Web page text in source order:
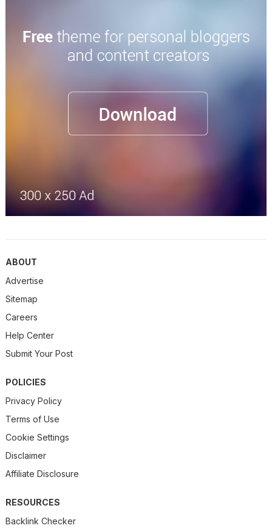
ABOUT
Advertise
Sitemap
Careers
Help Center
Submit Your Post
POLICIES
Privacy Policy
Terms of Use
Cookie Settings
Disclaimer
Affiliate Disclosure
RESOURCES
Backlink Checker